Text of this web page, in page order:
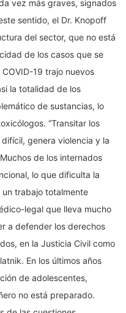
vez más graves, signados
sentido, el Dr. Knopoff
del sector, que no está
de los casos que se
19 trajo nuevos
la totalidad de los
de sustancias, lo
“Transitar los
genera violencia y la
de los internados
lo que dificulta la
trabajo totalmente
legal que lleva mucho
a defender los derechos
en la Justicia Civil como
En los últimos años
de adolescentes,
no está preparado.